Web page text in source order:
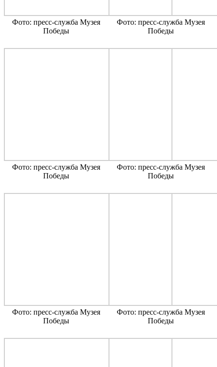
Фото: пресс-служба Музея
Победы
Фото: пресс-служба Музея
Победы
Фото: пресс-служба Музея
Победы
Фото: пресс-служба Музея
Победы
Фото: пресс-служба Музея
Победы
Фото: пресс-служба Музея
Победы